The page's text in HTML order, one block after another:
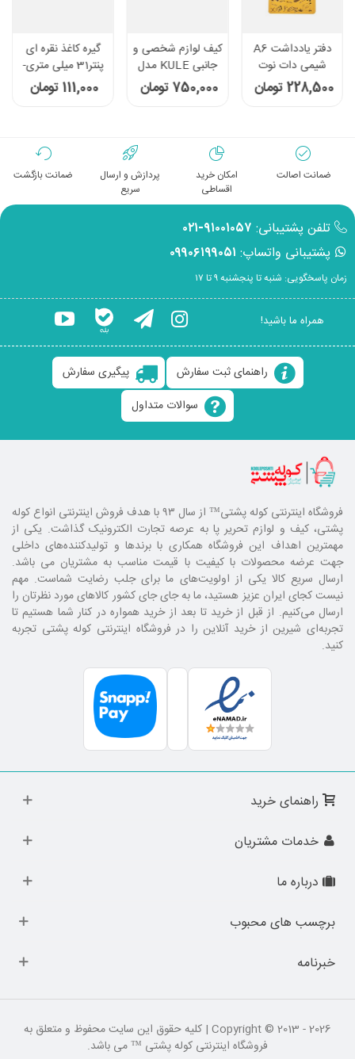
دفتر یادداشت A6
شیمی دات نوت
سری Science رنگ
228,500 تومان
کیف لوازم شخصی و
جانبی KULE مدل
KL-1011 قهوه ای
750,000 تومان
گیره کاغذ نقره ای
پنتر31 میلی متری-
بسته 100 عددی کد
PC 102111,000 تومان
ضمانت اصالت
امکان خرید
اقساطی
پردازش و ارسال
سریع
ضمانت بازگشت
تلفن پشتیبانی: ۹۱۰۰۱۰۵۷-۰۲۱
پشتیبانی واتساپ: ۰۹۹۰۶۱۹۹۰۵۱
زمان پاسخگویی: شنبه تا پنجشنبه ۹ تا ۱۷
همراه ما باشید!
راهنمای ثبت سفارش
پیگیری سفارش
سوالات متداول
فروشگاه اینترنتی کوله پشتی
™ از سال ۹۳ با هدف فروش اینترنتی انواع کوله
پشتی، کیف و لوازم تحریر پا به عرصه تجارت الکترونیک گذاشت. یکی از
مهمترین اهداف این فروشگاه همکاری با برند‌ها و تولیدکننده‌های داخلی
جهت عرضه محصولات با کیفیت با قیمت مناسب به مشتریان می باشد.
ارسال سریع کالا یکی از اولویت‌های ما برای جلب رضایت شماست. مهم
نیست کجای ایران عزیز هستید، ما به جای جای کشور کالا‌های مورد نظرتان را
ارسال می‌کنیم. از قبل از خرید تا بعد از خرید همواره در کنار شما هستیم تا
تجربه‌ای شیرین از خرید آنلاین را در فروشگاه اینترنتی کوله پشتی تجربه
کنید.
راهنمای خرید
خدمات مشتریان
درباره ما
برچسب های محبوب
خبرنامه
Copyright © 2013 - 2026 | کلیه حقوق این سایت محفوظ و متعلق به
فروشگاه اینترنتی کوله پشتی ™ می باشد.